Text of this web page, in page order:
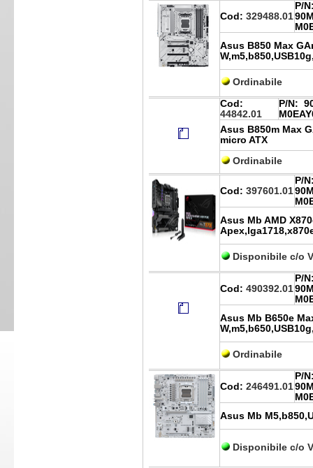
Cod: 329488.01
P/
Asus B850 Max
Ordinabile
Cod:
44842.01
P/N:
Asus B850m Max
micro ATX
Ordinabile
Cod: 397601.01
P/
Asus Mb AMD
Disponibile c/o
Cod: 490392.01
P/
Asus Mb B650e
Ordinabile
Cod: 246491.01
P/
Asus Mb
Disponibile c/o